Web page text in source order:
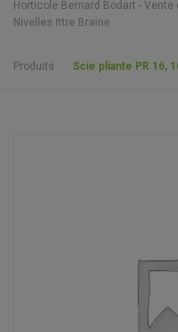
Horticole Bernard Bodart -
Nivelles Ittre Braine
Produits Scie pliante PR 16,